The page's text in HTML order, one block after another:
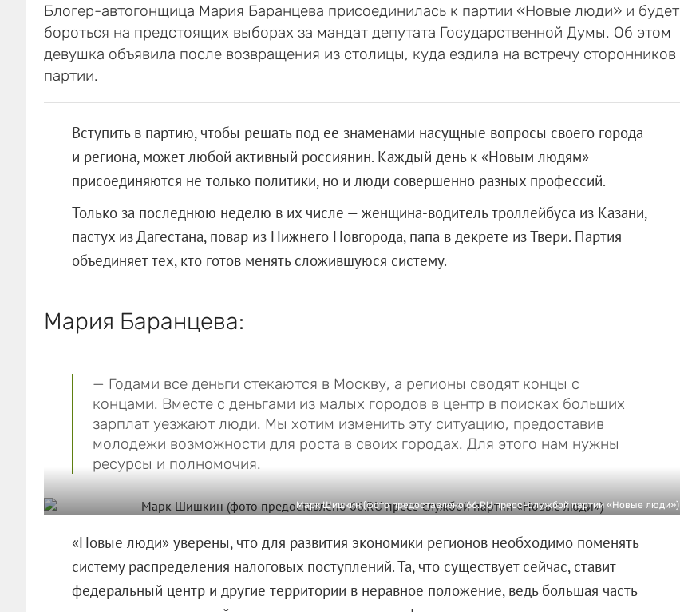
Блогер-автогонщица Мария Баранцева присоединилась к партии «Новые люди» и будет
бороться на предстоящих выборах за мандат депутата Государственной Думы. Об этом
девушка объявила после возвращения из столицы, куда ездила на встречу сторонников
партии.
Вступить в партию, чтобы решать под ее знаменами насущные вопросы своего города
и региона, может любой активный россиянин. Каждый день к «Новым людям»
присоединяются не только политики, но и люди совершенно разных профессий.
Только за последнюю неделю в их числе — женщина-водитель троллейбуса из Казани,
пастух из Дагестана, повар из Нижнего Новгорода, папа в декрете из Твери. Партия
объединяет тех, кто готов менять сложившуюся систему.
Мария Баранцева:
— Годами все деньги стекаются в Москву, а регионы сводят концы с
концами. Вместе с деньгами из малых городов в центр в поисках больших
зарплат уезжают люди. Мы хотим изменить эту ситуацию, предоставив
молодежи возможности для роста в своих городах. Для этого нам нужны
ресурсы и полномочия.
Марк Шишкин (фото предоставлено 66.RU пресс-службой партии «Новые люди»)
«Новые люди» уверены, что для развития экономики регионов необходимо поменять
систему распределения налоговых поступлений. Та, что существует сейчас, ставит
федеральный центр и другие территории в неравное положение, ведь большая часть